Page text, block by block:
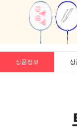
상품정보 상